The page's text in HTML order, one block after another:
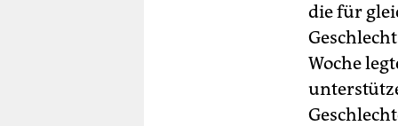
die für
Woche